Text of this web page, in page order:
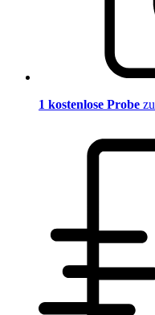
1 kostenlose Probe